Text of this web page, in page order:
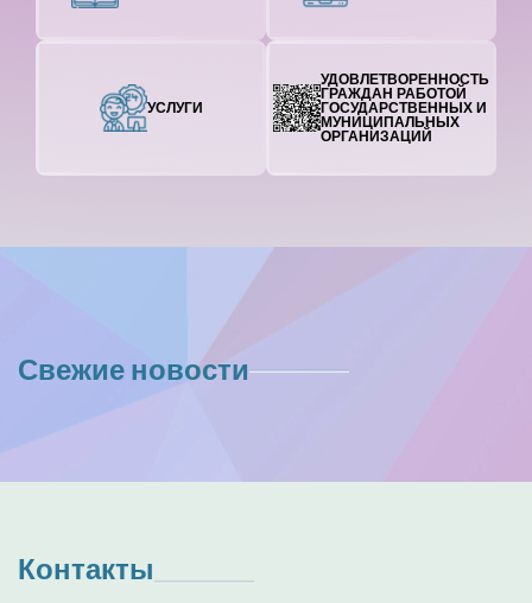
УСЛУГИ
УДОВЛЕТВОРЕННОСТЬ
ГРАЖДАН РАБОТОЙ
ГОСУДАРСТВЕННЫХ И
МУНИЦИПАЛЬНЫХ
ОРГАНИЗАЦИЙ
Свежие новости
Контакты